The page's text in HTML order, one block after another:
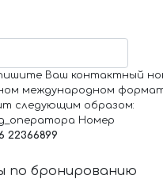
Ваш контактный
международном
следующим образом:
Номер
22366899
по бронированию